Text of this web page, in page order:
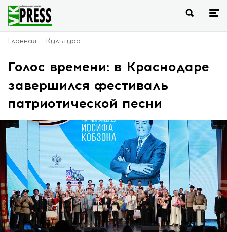
Главная Культура
Голос времени: в Краснодаре
завершился фестиваль
патриотической песни